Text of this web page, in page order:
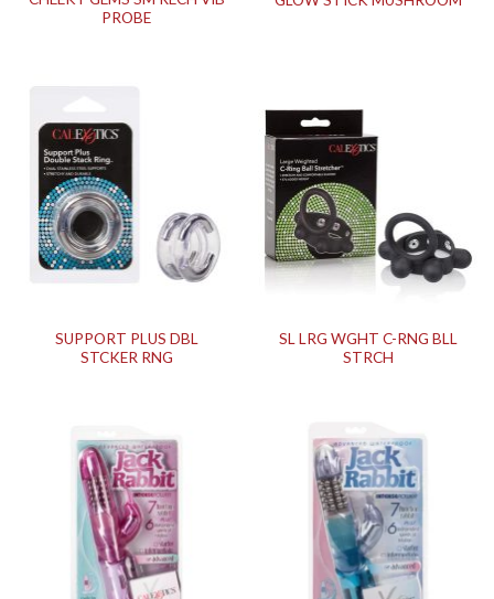
PROBE
SUPPORT PLUS DBL
STCKER RNG
SL LRG WGHT C-RNG BLL
STRCH